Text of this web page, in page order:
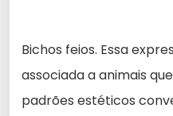
Bichos feios. Essa
associada a animais
padrões estéticos